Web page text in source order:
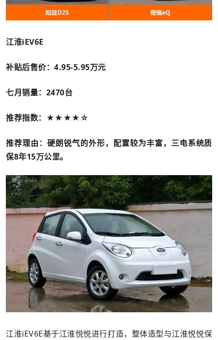
江淮iEV6E
补贴后售价：4.95-5.95万元
七月销量：2470台
推荐指数：★★★★☆
推荐理由：硬朗锐气的外形，配置较为丰富，三电系统质
保8年15万公里。
江淮iEV6E基于江淮悦悦进行打造，整体造型与江淮悦悦保